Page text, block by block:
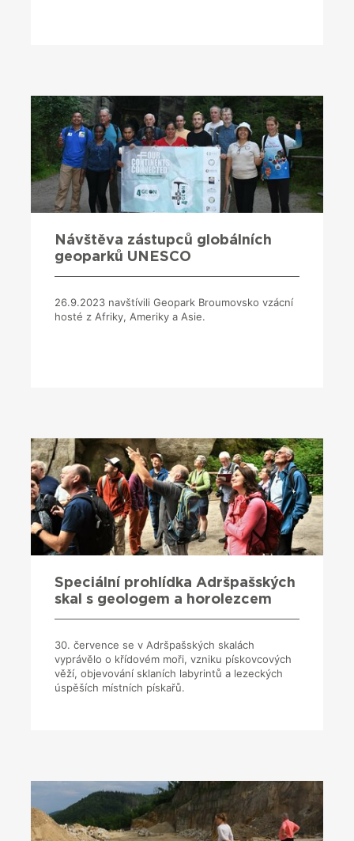
Návštěva zástupců globálních
geoparků UNESCO
26.9.2023 navštívili Geopark Broumovsko vzácní
hosté z Afriky, Ameriky a Asie.
Speciální prohlídka Adršpašských
skal s geologem a horolezcem
30. července se v Adršpašských skalách
vyprávělo o křídovém moři, vzniku pískovcových
věží, objevování sklaních labyrintů a lezeckých
úspěších místních pískařů.